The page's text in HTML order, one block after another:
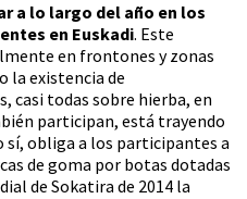
a lo largo del año en los
en Euskadi. Este
en frontones y zonas
la existencia de
casi todas sobre hierba, en
participan, está trayendo
sí, obliga a los participantes a
de goma por botas dotadas
de Sokatira de 2014 la